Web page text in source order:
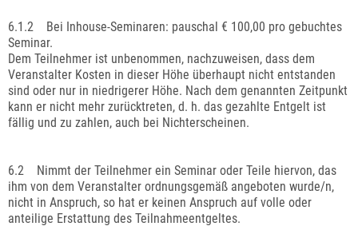
6.1.2 Bei Inhouse-Seminaren: pauschal € 100,00 pro gebuchtes
Seminar.
Dem Teilnehmer ist unbenommen, nachzuweisen, dass dem
Veranstalter Kosten in dieser Höhe überhaupt nicht entstanden
sind oder nur in niedrigerer Höhe. Nach dem genannten Zeitpunkt
kann er nicht mehr zurücktreten, d. h. das gezahlte Entgelt ist
fällig und zu zahlen, auch bei Nichterscheinen.
6.2 Nimmt der Teilnehmer ein Seminar oder Teile hiervon, das
ihm von dem Veranstalter ordnungsgemäß angeboten wurde/n,
nicht in Anspruch, so hat er keinen Anspruch auf volle oder
anteilige Erstattung des Teilnahmeentgeltes.